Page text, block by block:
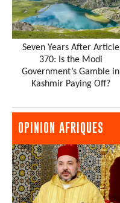
Seven Years After Article
370: Is the Modi
Government’s Gamble in
Kashmir Paying Off?
OPINION AFRIQUES